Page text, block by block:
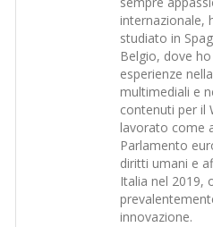
internazionale,
studiato in
Belgio, dove
esperienze
multimediali e
contenuti per il
lavorato come
Parlamento
diritti umani e
Italia nel 2019,
innovazione.